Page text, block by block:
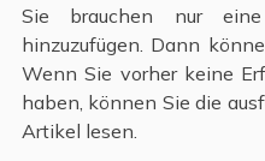
Sie brauchen nur
hinzuzufügen. Dann
Wenn Sie vorher keine
haben, können Sie die
Artikel lesen.